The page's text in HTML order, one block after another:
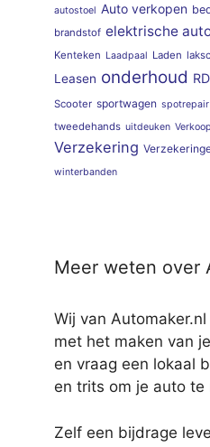
autostoel Auto verkopen
brandstof elektrische
Kenteken Laadpaal Laden
Leasen onderhoud
Scooter sportwagen spotrepair
tweedehands uitdeuken Verkoop
Verzekering
winterbanden
Meer weten over
Wij van
met het maken van
en vraag een lokaal
en trits om je auto te
Zelf een bijdrage